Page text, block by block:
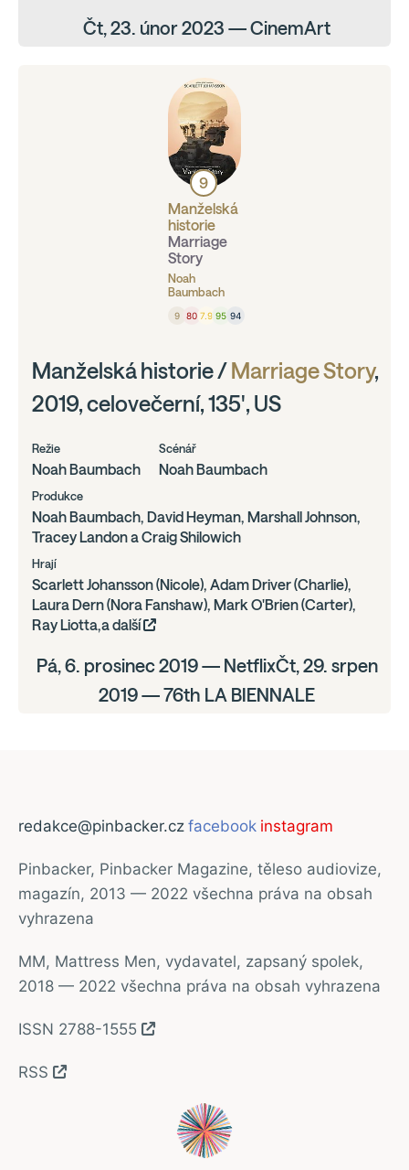
Čt, 23. únor 2023 — CinemArt
9
Manželská
historie
Marriage
Story
Noah
Baumbach
9 80 7.9 95 94
Manželská historie / Marriage Story,
2019, celovečerní, 135', US
Režie
Noah Baumbach
Scénář
Noah Baumbach
Produkce
Noah Baumbach, David Heyman, Marshall Johnson,
Tracey Landon a Craig Shilowich
Hrají
Scarlett Johansson (Nicole), Adam Driver (Charlie),
Laura Dern (Nora Fanshaw), Mark O'Brien (Carter),
Ray Liotta,a další
Pá, 6. prosinec 2019 — NetflixČt, 29. srpen
2019 — 76th LA BIENNALE
redakce@pinbacker.cz facebook instagram
Pinbacker, Pinbacker Magazine, těleso audiovize,
magazín, 2013 — 2022 všechna práva na obsah
vyhrazena
MM, Mattress Men, vydavatel, zapsaný spolek,
2018 — 2022 všechna práva na obsah vyhrazena
ISSN 2788-1555
RSS